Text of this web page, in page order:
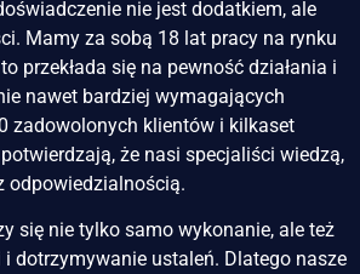
nie jest dodatkiem, ale
Mamy za sobą 18 lat pracy na rynku
przekłada się na pewność działania i
nawet bardziej wymagających
zadowolonych klientów i kilkaset
że nasi specjaliści wiedzą,
odpowiedzialnością.
się nie tylko samo wykonanie, ale też
dotrzymywanie ustaleń. Dlatego nasze